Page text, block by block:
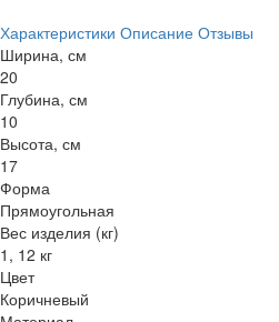
Характеристики Описание Отзывы
Ширина, см
20
Глубина, см
10
Высота, см
17
Форма
Прямоугольная
Вес изделия (кг)
1, 12 кг
Цвет
Коричневый